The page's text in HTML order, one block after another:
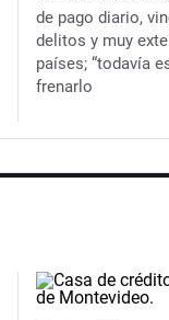
de pago diario,
delitos y muy
países; “todavía
frenarlo